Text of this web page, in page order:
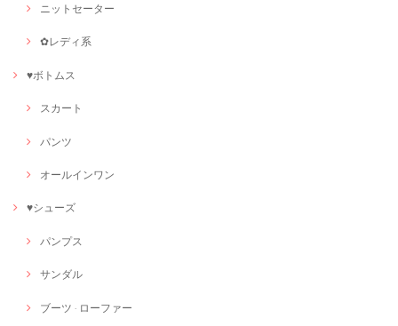
ニットセーター
✿レディ系
♥ボトムス
スカート
パンツ
オールインワン
♥シューズ
パンプス
サンダル
ブーツ · ローファー